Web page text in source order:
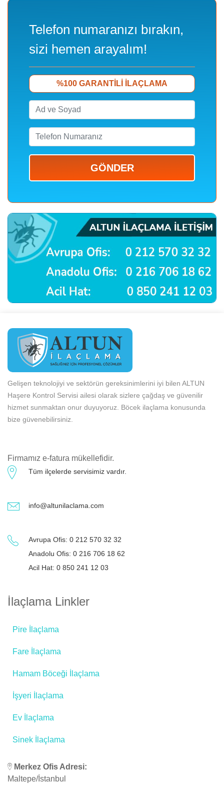
Telefon numaranızı bırakın,
sizi hemen arayalım!
%100 GARANTILI ILAÇLAMA
GÖNDER
Gelişen teknolojiyi ve sektörün gereksinimlerini iyi bilen ALTUN
Haşere Kontrol Servisi ailesi olarak sizlere çağdaş ve güvenilir
hizmet sunmaktan onur duyuyoruz. Böcek ilaçlama konusunda
bize güvenebilirsiniz.
Firmamız e-fatura mükellefidir.
Tüm ilçelerde servisimiz vardır.
info@altunilaclama.com
Avrupa Ofis: 0 212 570 32 32
Anadolu Ofis: 0 216 706 18 62
Acil Hat: 0 850 241 12 03
İlaçlama Linkler
Pire İlaçlama
Fare İlaçlama
Hamam Böceği İlaçlama
İşyeri İlaçlama
Ev İlaçlama
Sinek İlaçlama
Merkez Ofis Adresi:
Maltepe/İstanbul